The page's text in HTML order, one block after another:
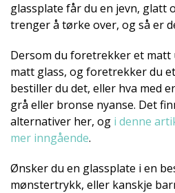
glassplate får du en jevn, glatt
trenger å tørke over, og så er
Dersom du foretrekker et
matt glass, og foretrekker du
bestiller du det, eller hva med
grå eller bronse nyanse. Det
alternativer her, og i denne
mer inngående.
Ønsker du en glassplate i en
mønstertrykk, eller kanskje